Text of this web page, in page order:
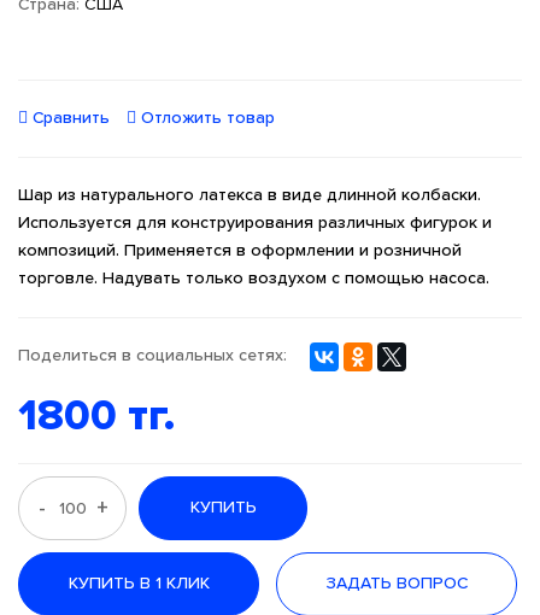
Страна: США
Сравнить Отложить товар
Шар из натурального латекса в виде длинной колбаски.
Используется для конструирования различных фигурок и
композиций. Применяется в оформлении и розничной
торговле. Надувать только воздухом с помощью насоса.
Поделиться в социальных сетях:
1800 тг.
- + КУПИТЬ
КУПИТЬ В 1 КЛИК ЗАДАТЬ ВОПРОС